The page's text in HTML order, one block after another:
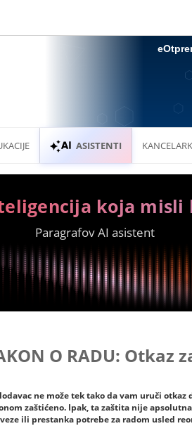
ASISTENTI
koja misli
Paragrafov AI asistent
O RADU: Otkaz
ne može tek tako da vam uruči
zaštićeno. Ipak, ta zaštita nije
ili prestanka potrebe za radom usled